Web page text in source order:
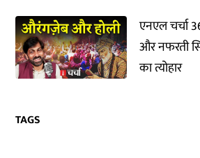
एनएल चर्चा
और नफरती
का त्योहार
TAGS